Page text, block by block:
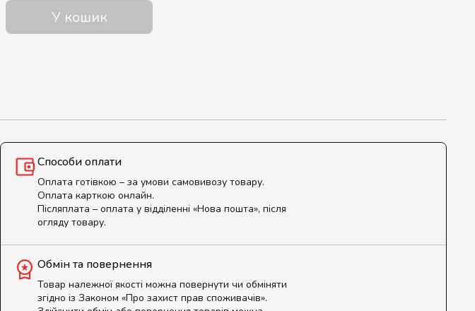
У кошик
Способи оплати
Оплата готівкою – за умови самовивозу товару.
Оплата карткою онлайн.
Післяплата – оплата у відділенні «Нова пошта», після
огляду товару.
Обмін та повернення
Товар належної якості можна повернути чи обміняти
згідно із Законом «Про захист прав споживачів».